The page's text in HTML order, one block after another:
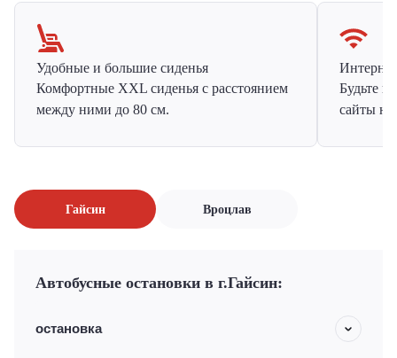
Удобные и большие сиденья
Комфортные XXL сиденья с расстоянием
между ними до 80 см.
Будьте
сайты на
Гайсин Вроцлав
Автобусные остановки в г.Гайсин:
остановка